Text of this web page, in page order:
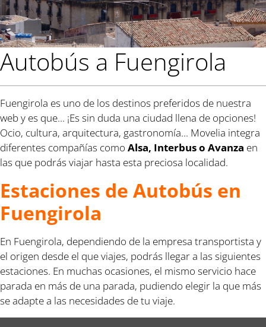
Autobús a Fuengirola
Fuengirola es uno de los destinos preferidos de nuestra
web y es que... ¡Es sin duda una ciudad llena de opciones!
Ocio, cultura, arquitectura, gastronomía... Movelia integra
diferentes compañías como Alsa, Interbus o Avanza en
las que podrás viajar hasta esta preciosa localidad.
Estaciones de Autobús en
Fuengirola
En Fuengirola, dependiendo de la empresa transportista y
el origen desde el que viajes, podrás llegar a las siguientes
estaciones. En muchas ocasiones, el mismo servicio hace
parada en más de una parada, pudiendo elegir la que más
se adapte a las necesidades de tu viaje.